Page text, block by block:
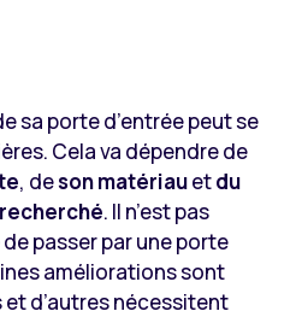
sa porte d’entrée peut se
Cela va dépendre de
, deson matériauetdu
recherché. Il n’est pas
passer par une porte
améliorations sont
d’autres nécessitent